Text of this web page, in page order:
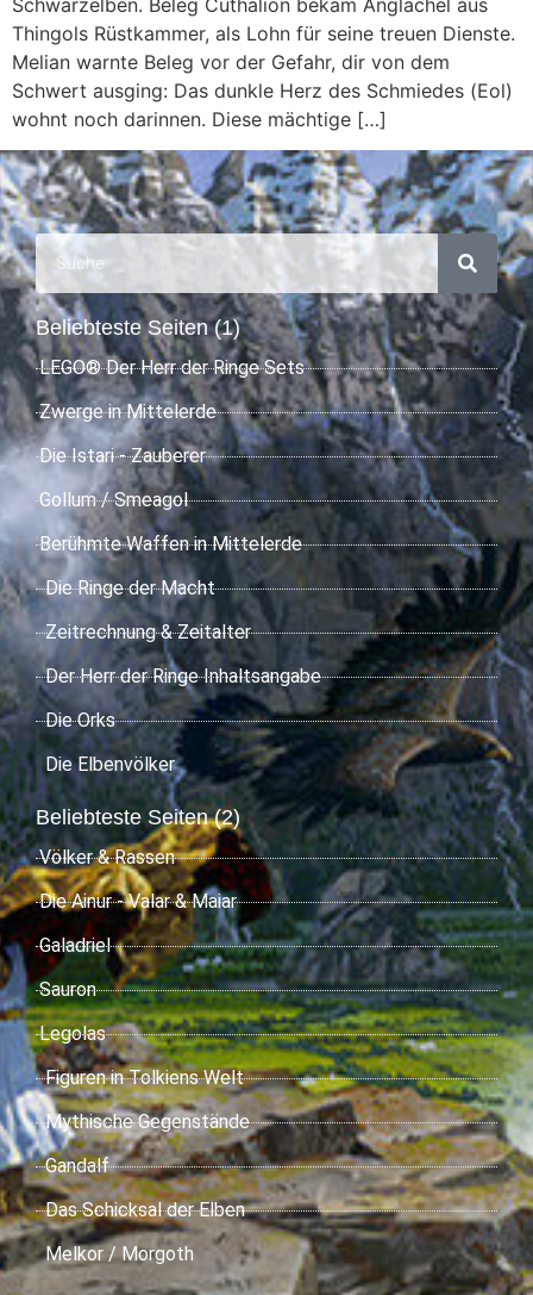
Thingols Rüstkammer, als Lohn für seine treuen Dienste.
Melian warnte Beleg vor der Gefahr, dir von dem
Schwert ausging: Das dunkle Herz des Schmiedes (Eol)
wohnt noch darinnen. Diese mächtige […]
Beliebteste Seiten (1)
LEGO® Der Herr der Ringe Sets
Zwerge in Mittelerde
Die Istari - Zauberer
Gollum / Smeagol
Berühmte Waffen in Mittelerde
Die Ringe der Macht
Zeitrechnung & Zeitalter
Der Herr der Ringe Inhaltsangabe
Die Orks
Die Elbenvölker
Beliebteste Seiten (2)
Völker & Rassen
Die Ainur - Valar & Maiar
Galadriel
Sauron
Legolas
Figuren in Tolkiens Welt
Mythische Gegenstände
Gandalf
Das Schicksal der Elben
Melkor / Morgoth